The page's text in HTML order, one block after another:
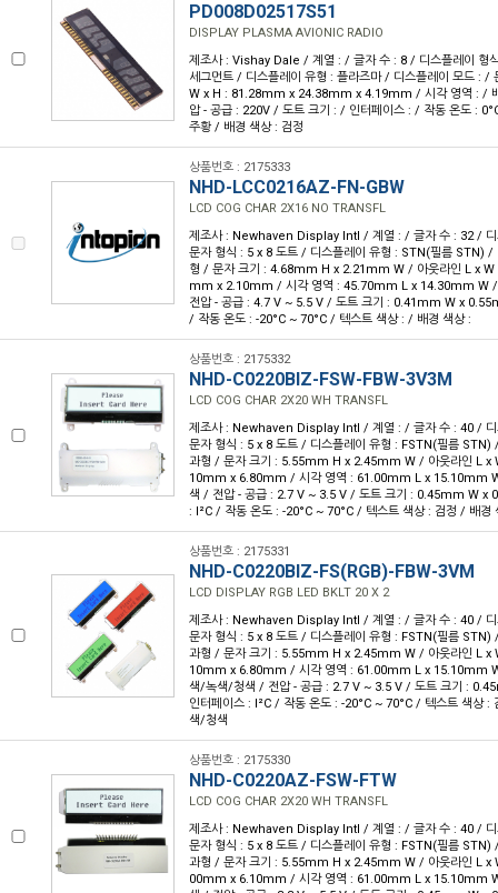
PD008D02517S51
DISPLAY PLASMA AVIONIC RADIO
제조사 : Vishay Dale / 계열 : / 글자 수 : 8 / 디스플레이 형
세그먼트 / 디스플레이 유형 : 플라즈마 / 디스플레이 모드 : /
W x H : 81.28mm x 24.38mm x 4.19mm / 시각 영역 : /
압 - 공급 : 220V / 도트 크기 : / 인터페이스 : / 작동 온도 :
주황 / 배경 색상 : 검정
상품번호 : 2175333
NHD-LCC0216AZ-FN-GBW
LCD COG CHAR 2X16 NO TRANSFL
제조사 : Newhaven Display Intl / 계열 : / 글자 수 : 32 / 디
문자 형식 : 5 x 8 도트 / 디스플레이 유형 : STN(필름 STN) /
형 / 문자 크기 : 4.68mm H x 2.21mm W / 아웃라인 L x
mm x 2.10mm / 시각 영역 : 45.70mm L x 14.30mm W /
전압 - 공급 : 4.7 V ~ 5.5 V / 도트 크기 : 0.41mm W x
/ 작동 온도 : -20°C ~ 70°C / 텍스트 색상 : / 배경 색상 :
상품번호 : 2175332
NHD-C0220BIZ-FSW-FBW-3V3M
LCD COG CHAR 2X20 WH TRANSFL
제조사 : Newhaven Display Intl / 계열 : / 글자 수 : 40 / 디
문자 형식 : 5 x 8 도트 / 디스플레이 유형 : FSTN(필름 STN)
과형 / 문자 크기 : 5.55mm H x 2.45mm W / 아웃라인 L x
10mm x 6.80mm / 시각 영역 : 61.00mm L x 15.10mm
색 / 전압 - 공급 : 2.7 V ~ 3.5 V / 도트 크기 : 0.45mm W x
: I²C / 작동 온도 : -20°C ~ 70°C / 텍스트 색상 : 검정 / 배경
상품번호 : 2175331
NHD-C0220BIZ-FS(RGB)-FBW-3VM
LCD DISPLAY RGB LED BKLT 20 X 2
제조사 : Newhaven Display Intl / 계열 : / 글자 수 : 40 / 디
문자 형식 : 5 x 8 도트 / 디스플레이 유형 : FSTN(필름 STN)
과형 / 문자 크기 : 5.55mm H x 2.45mm W / 아웃라인 L x
10mm x 6.80mm / 시각 영역 : 61.00mm L x 15.10mm
색/녹색/청색 / 전압 - 공급 : 2.7 V ~ 3.5 V / 도트 크기 :
인터페이스 : I²C / 작동 온도 : -20°C ~ 70°C / 텍스트 색상 :
색/청색
상품번호 : 2175330
NHD-C0220AZ-FSW-FTW
LCD COG CHAR 2X20 WH TRANSFL
제조사 : Newhaven Display Intl / 계열 : / 글자 수 : 40 / 디
문자 형식 : 5 x 8 도트 / 디스플레이 유형 : FSTN(필름 STN)
과형 / 문자 크기 : 5.55mm H x 2.45mm W / 아웃라인 L x
00mm x 6.10mm / 시각 영역 : 61.00mm L x 15.10mm